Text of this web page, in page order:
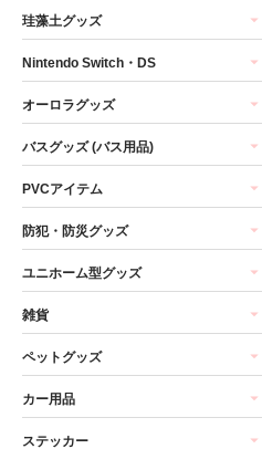
珪藻土グッズ
Nintendo Switch・DS
オーロラグッズ
バスグッズ (バス用品)
PVCアイテム
防犯・防災グッズ
ユニホーム型グッズ
雑貨
ペットグッズ
カー用品
ステッカー